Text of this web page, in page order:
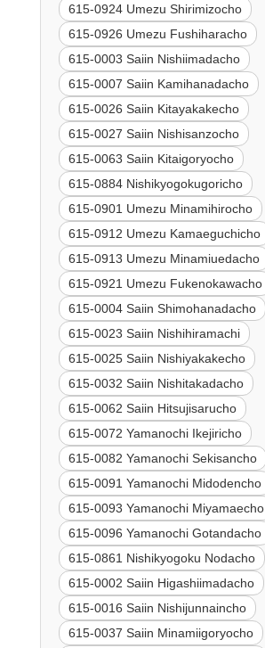
615-0924 Umezu Shirimizocho
615-0926 Umezu Fushiharacho
615-0003 Saiin Nishiimadacho
615-0007 Saiin Kamihanadacho
615-0026 Saiin Kitayakakecho
615-0027 Saiin Nishisanzocho
615-0063 Saiin Kitaigoryocho
615-0884 Nishikyogokugoricho
615-0901 Umezu Minamihirocho
615-0912 Umezu Kamaeguchicho
615-0913 Umezu Minamiuedacho
615-0921 Umezu Fukenokawacho
615-0004 Saiin Shimohanadacho
615-0023 Saiin Nishihiramachi
615-0025 Saiin Nishiyakakecho
615-0032 Saiin Nishitakadacho
615-0062 Saiin Hitsujisarucho
615-0072 Yamanochi Ikejiricho
615-0082 Yamanochi Sekisancho
615-0091 Yamanochi Midodencho
615-0093 Yamanochi Miyamaecho
615-0096 Yamanochi Gotandacho
615-0861 Nishikyogoku Nodacho
615-0002 Saiin Higashiimadacho
615-0016 Saiin Nishijunnaincho
615-0037 Saiin Minamiigoryocho